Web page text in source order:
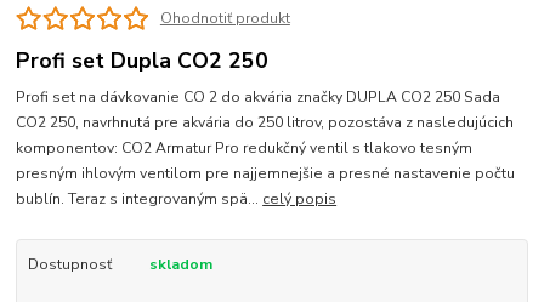
Ohodnotiť produkt
Profi set Dupla CO2 250
Profi set na dávkovanie CO 2 do akvária značky DUPLA CO2 250 Sada
CO2 250, navrhnutá pre akvária do 250 litrov, pozostáva z nasledujúcich
komponentov: CO2 Armatur Pro redukčný ventil s tlakovo tesným
presným ihlovým ventilom pre najjemnejšie a presné nastavenie počtu
bublín. Teraz s integrovaným spä... celý popis
Dostupnosť skladom